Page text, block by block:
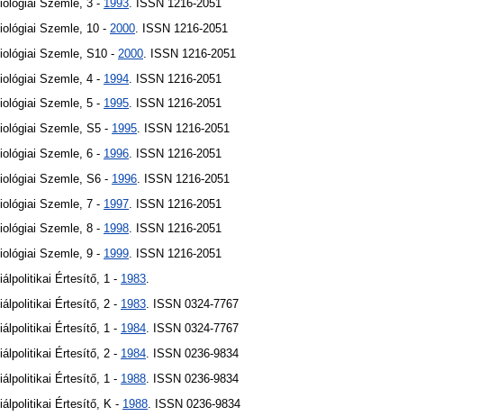
Szemle, 3 - 1993. ISSN 1216-2051
Szemle, 10 - 2000 . ISSN 1216-2051
Szemle, S10 - 2000 . ISSN 1216-2051
Szemle, 4 - 1994 . ISSN 1216-2051
Szemle, 5 - 1995. ISSN 1216-2051
Szemle, S5 - 1995. ISSN 1216-2051
Szemle, 6 - 1996 . ISSN 1216-2051
Szemle, S6 - 1996 . ISSN 1216-2051
Szemle, 7 - 1997 . ISSN 1216-2051
Szemle, 8 - 1998. ISSN 1216-2051
Szemle, 9 - 1999. ISSN 1216-2051
Értesítő, 1 - 1983
Értesítő, 2 - 1983 . ISSN 0324-7767
Értesítő, 1 - 1984. ISSN 0324-7767
Értesítő, 2 - 1984. ISSN 0236-9834
Értesítő, 1 - 1988. ISSN 0236-9834
Értesítő, K - 1988 . ISSN 0236-9834